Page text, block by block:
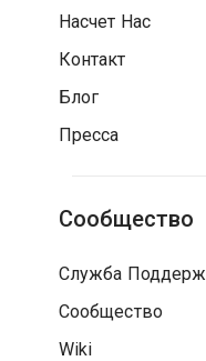
Насчет Нас
Контакт
Блог
Пресса
Сообщество
Служба
Сообщество
Wiki